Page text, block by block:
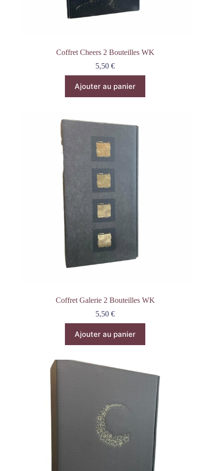
Coffret Cheers 2 Bouteilles WK
5,50€
Ajouter au panier
Coffret Galerie 2 Bouteilles WK
5,50€
Ajouter au panier